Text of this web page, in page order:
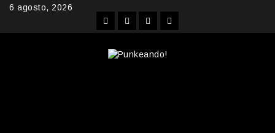
Skip6 agosto, 2026
FacebookInstagram
YouTubeTwitter